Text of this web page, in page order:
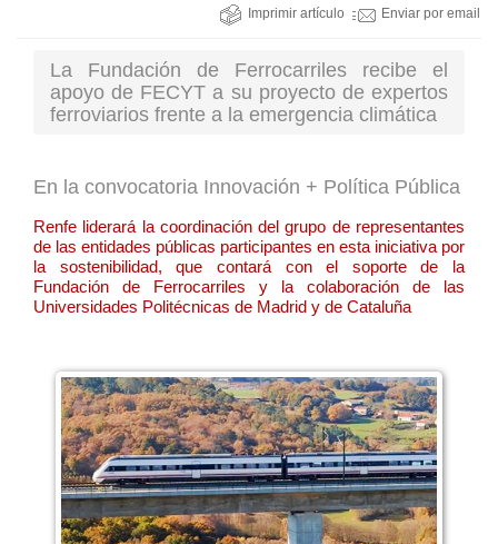
Imprimir artículo Enviar por email
La Fundación de Ferrocarriles recibe el
apoyo de FECYT a su proyecto de expertos
ferroviarios frente a la emergencia climática
En la convocatoria Innovación + Política Pública
Renfe liderará la coordinación del grupo de representantes
de las entidades públicas participantes en esta iniciativa por
la sostenibilidad, que contará con el soporte de la
Fundación de Ferrocarriles y la colaboración de las
Universidades Politécnicas de Madrid y de Cataluña